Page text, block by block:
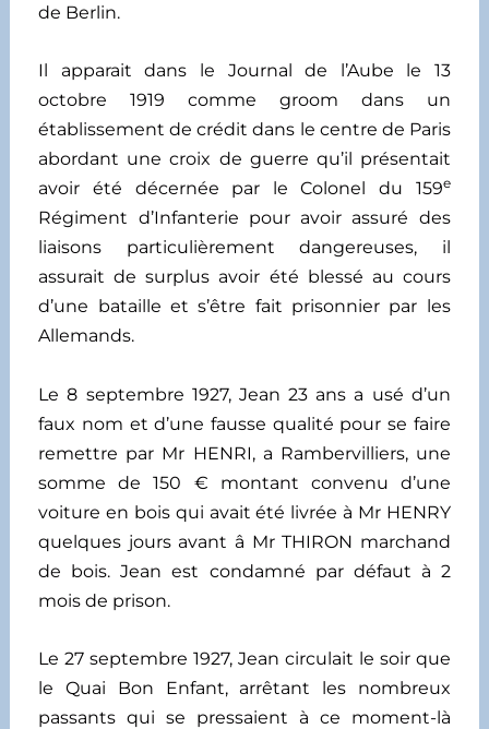
de Berlin.
Il apparait dans le Journal de l’Aube le 13
octobre 1919 comme groom dans un
établissement de crédit dans le centre de Paris
abordant une croix de guerre qu’il présentait
avoir été décernée par le Colonel du 159e
Régiment d’Infanterie pour avoir assuré des
liaisons particulièrement dangereuses, il
assurait de surplus avoir été blessé au cours
d’une bataille et s’être fait prisonnier par les
Allemands.
Le 8 septembre 1927, Jean 23 ans a usé d’un
faux nom et d’une fausse qualité pour se faire
remettre par Mr HENRI, a Rambervilliers, une
somme de 150 € montant convenu d’une
voiture en bois qui avait été livrée à Mr HENRY
quelques jours avant â Mr THIRON marchand
de bois. Jean est condamné par défaut à 2
mois de prison.
Le 27 septembre 1927, Jean circulait le soir que
le Quai Bon Enfant, arrêtant les nombreux
passants qui se pressaient à ce moment-là